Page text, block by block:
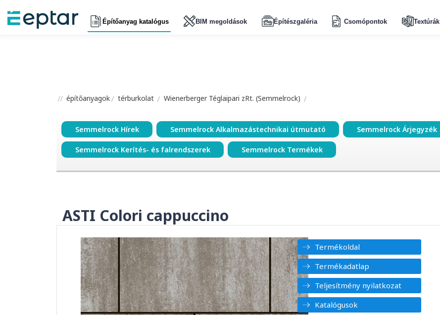
Építőanyag katalógus BIM megoldások Építészgaléria Csomópontok Textúrák
építőanyagok térburkolat Wienerberger Téglaipari zRt. (Semmelrock)
Semmelrock Hírek Semmelrock Alkalmazástechnikai útmutató Semmelrock Árjegyzék
Semmelrock Kerítés- és falrendszerek Semmelrock Termékek
ASTI Colori cappuccino
Termékoldal
Termékadatlap
Teljesítmény nyilatkozat
Katalógusok